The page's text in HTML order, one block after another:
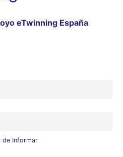
eTwinning España
de Informar